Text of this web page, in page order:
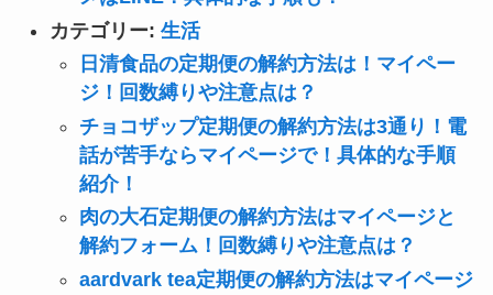
カテゴリー: 生活
日清食品の定期便の解約方法は！マイペー
ジ！回数縛りや注意点は？
チョコザップ定期便の解約方法は3通り！電
話が苦手ならマイページで！具体的な手順
紹介！
肉の大石定期便の解約方法はマイページと
解約フォーム！回数縛りや注意点は？
aardvark tea定期便の解約方法はマイページ